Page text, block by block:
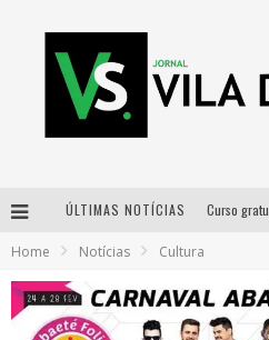
ÚLTIMAS NOTÍCIAS
Home Notícias Cultura